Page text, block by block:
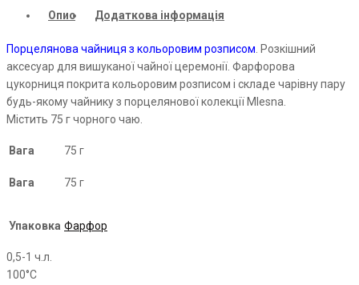
Опис Додаткова інформація
Порцелянова чайниця з кольоровим розписом. Розкішний
аксесуар для вишуканої чайної церемонії. Фарфорова
цукорниця покрита кольоровим розписом і складе чарівну пару
будь-якому чайнику з порцелянової колекції Mlesna.
Містить 75 г чорного чаю.
Вага 75 г
Вага 75 г
Упаковка Фарфор
0,5-1 ч.л.
100°С